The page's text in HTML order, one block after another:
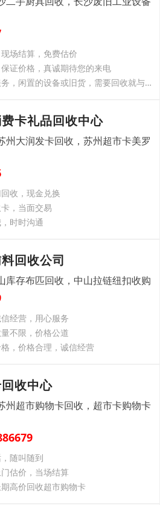
场结算，免费估价
证价格，真诚期待您的来电
长沙天心区厨具设备回收服务，闲置的设备或旧货，需要回收就与我们联系
卡礼品回收中心
州大润发卡回收，苏州超市卡美罗
收，现金兑换
，当面交易
时时沟通
回收公司
库存布匹回收，中山拉链纽扣收购
经营，用心服务
不限，价格公道
，价格合理，诚信经营
收中心
州超市购物卡回收，超市卡购物卡
随叫随到
估价，当场结算
高价回收超市购物卡